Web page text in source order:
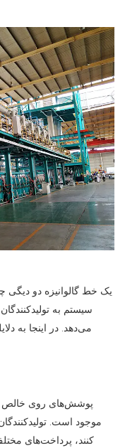
یک خط گالوانیزه دو
سیستم به
می‌دهد. در اینجا به
پوشش‌های روی خالص و
موجود است.
کنند، پرداخت‌های